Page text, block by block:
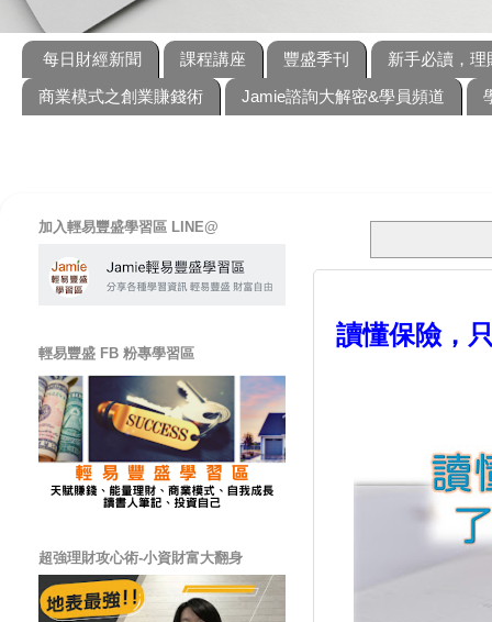
每日財經新聞 課程講座 豐盛季刊
新手必讀，理
商業模式之創業賺錢術
Jamie諮詢大解密&學員頻道
讀懂保險，
加入輕易豐盛學習區 LINE@
輕易豐盛 FB 粉專學習區
超強理財攻心術-小資財富大翻身